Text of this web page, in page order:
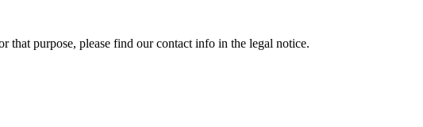
that purpose, please find our contact info in the legal notice.